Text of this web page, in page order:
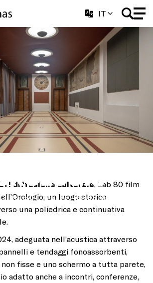
IT
– Piazza Libertà, Bergamo
diffusione culturale, Lab 80 film
un luogo storico
una poliedrica e continuativa
adeguata nell’acustica attraverso
e tendaggi fonoassorbenti,
fisse e uno schermo a tutta parete,
adatto anche a incontri, conferenze,